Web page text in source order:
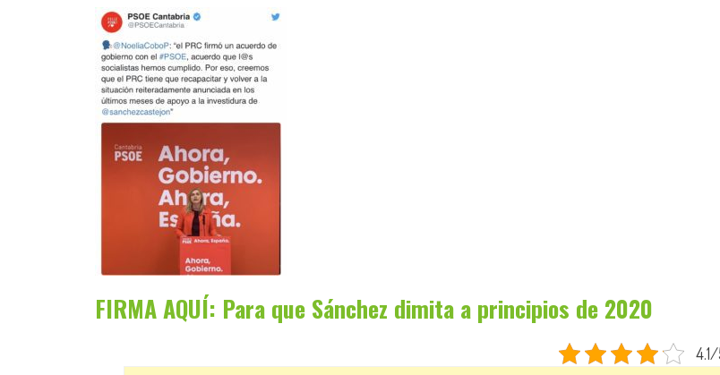
FIRMA AQUÍ: Para que Sánchez dimita a principios de 2020